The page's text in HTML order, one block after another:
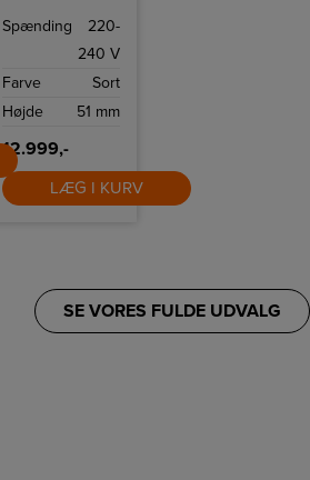
Home Connect.
Spænding
220-
240 V
Farve
Sort
Højde
51 mm
12.999,-
LÆG I KURV
SE VORES FULDE UDVALG